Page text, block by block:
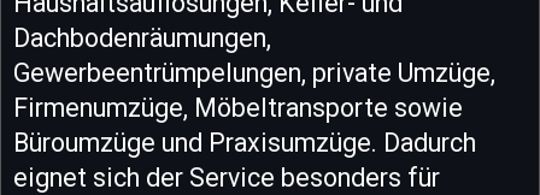
Dachbodenräumungen,
Gewerbeentrümpelungen, private Umzüge,
Firmenumzüge, Möbeltransporte sowie
Büroumzüge und Praxisumzüge. Dadurch
eignet sich der Service besonders für